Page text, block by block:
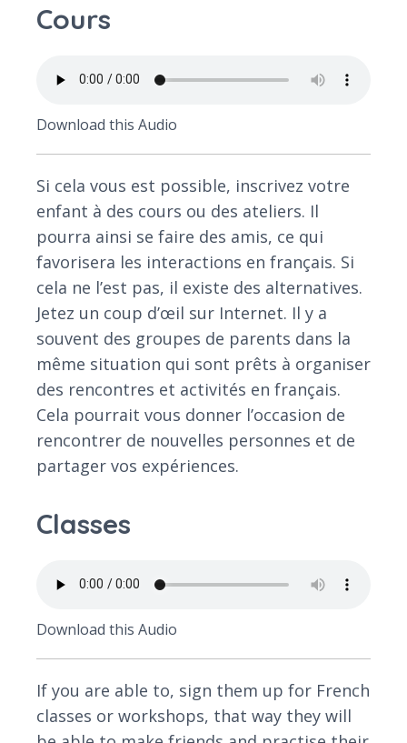
Cours
Download this Audio
Si cela vous est possible, inscrivez votre
enfant à des cours ou des ateliers. Il
pourra ainsi se faire des amis, ce qui
favorisera les interactions en français. Si
cela ne l’est pas, il existe des alternatives.
Jetez un coup d’œil sur Internet. Il y a
souvent des groupes de parents dans la
même situation qui sont prêts à organiser
des rencontres et activités en français.
Cela pourrait vous donner l’occasion de
rencontrer de nouvelles personnes et de
partager vos expériences.
Classes
Download this Audio
If you are able to, sign them up for French
classes or workshops, that way they will